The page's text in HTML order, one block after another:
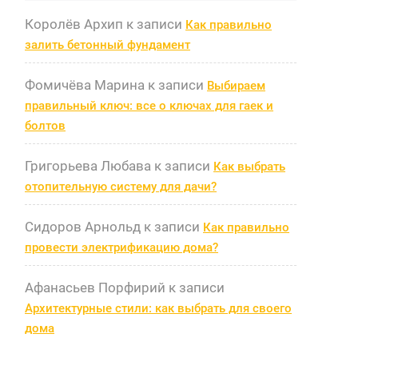
Королёв Архип к записи Как правильно
залить бетонный фундамент
Фомичёва Марина к записи Выбираем
правильный ключ: все о ключах для гаек и
болтов
Григорьева Любава к записи Как выбрать
отопительную систему для дачи?
Сидоров Арнольд к записи Как правильно
провести электрификацию дома?
Афанасьев Порфирий к записи
Архитектурные стили: как выбрать для своего
дома